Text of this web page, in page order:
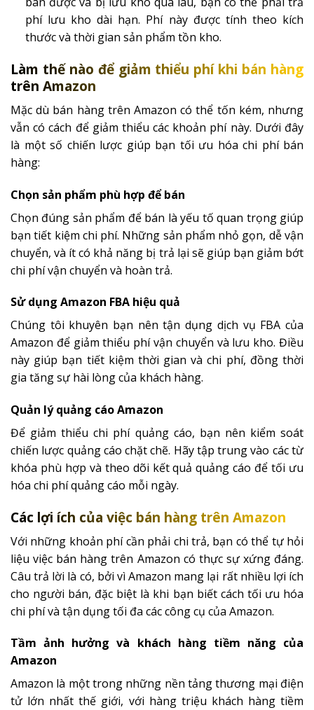
phí lưu kho dài hạn. Phí này được tính theo kích
thước và thời gian sản phẩm tồn kho.
Làm thế nào để giảm thiểu phí khi bán hàng
trên Amazon
Mặc dù bán hàng trên Amazon có thể tốn kém, nhưng
vẫn có cách để giảm thiểu các khoản phí này. Dưới đây
là một số chiến lược giúp bạn tối ưu hóa chi phí bán
hàng:
Chọn sản phẩm phù hợp để bán
Chọn đúng sản phẩm để bán là yếu tố quan trọng giúp
bạn tiết kiệm chi phí. Những sản phẩm nhỏ gọn, dễ vận
chuyển, và ít có khả năng bị trả lại sẽ giúp bạn giảm bớt
chi phí vận chuyển và hoàn trả.
Sử dụng Amazon FBA hiệu quả
Chúng tôi khuyên bạn nên tận dụng dịch vụ FBA của
Amazon để giảm thiểu phí vận chuyển và lưu kho. Điều
này giúp bạn tiết kiệm thời gian và chi phí, đồng thời
gia tăng sự hài lòng của khách hàng.
Quản lý quảng cáo Amazon
Để giảm thiểu chi phí quảng cáo, bạn nên kiểm soát
chiến lược quảng cáo chặt chẽ. Hãy tập trung vào các từ
khóa phù hợp và theo dõi kết quả quảng cáo để tối ưu
hóa chi phí quảng cáo mỗi ngày.
Các lợi ích của việc bán hàng trên Amazon
Với những khoản phí cần phải chi trả, bạn có thể tự hỏi
liệu việc bán hàng trên Amazon có thực sự xứng đáng.
Câu trả lời là có, bởi vì Amazon mang lại rất nhiều lợi ích
cho người bán, đặc biệt là khi bạn biết cách tối ưu hóa
chi phí và tận dụng tối đa các công cụ của Amazon.
Tầm ảnh hưởng và khách hàng tiềm năng của
Amazon
Amazon là một trong những nền tảng thương mại điện
tử lớn nhất thế giới, với hàng triệu khách hàng tiềm